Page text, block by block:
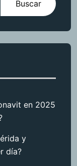
Buscar
en 2025
y
día?